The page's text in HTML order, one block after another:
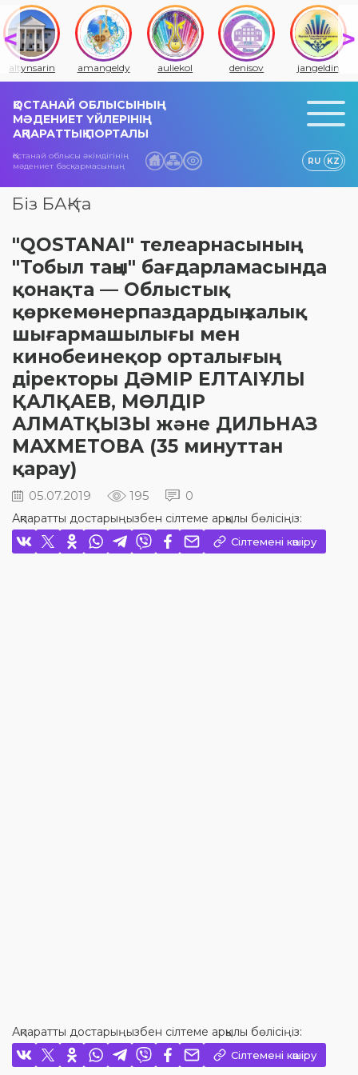
altynsarin amangeldy auliekol denisov jangeldin
ҚОСТАНАЙ ОБЛЫСЫНЫҢ
МӘДЕНИЕТ ҮЙЛЕРІНІҢ
АҚПАРАТТЫҚ ПОРТАЛЫ
Қостанай облысы әкімдігінің
мәдениет басқармасының
RU KZ
Біз БАҚ-та
"QOSTANAI" телеарнасының
"Тобыл таңы" бағдарламасында
қонақта — Oблыстық
қөркемөнерпаздардың халық
шығармашылығы мен
кинобеинеқор орталығың
діректоры ДӘМІР ЕЛТАІҰЛЫ
ҚАЛҚАЕВ, МӨЛДІР
АЛМАТҚЫЗЫ және ДИЛЬНАЗ
МАХМЕТОВА (35 минуттан
қарау)
05.07.2019 195 0
Ақпаратты достарыңызбен сілтеме арқылы бөлісіңіз:
Сілтемені көшіру
Ақпаратты достарыңызбен сілтеме арқылы бөлісіңіз:
Сілтемені көшіру